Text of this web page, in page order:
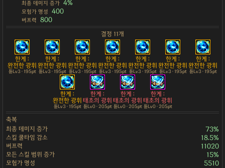
최종 데미지 증가 4%
모험가 명성 400
버프력 800
결정 11개
한계 :
완전한 광휘
튠Lv3 · 195pt
한계 :
완전한 광휘
튠Lv3 · 195pt
한계 :
완전한 광휘
튠Lv3 · 195pt
한계 :
완전한 광휘
튠Lv3 · 195pt
한계 :
완전한 광휘
튠Lv3 · 195pt
한계 :
완전한 광휘
튠Lv3 · 195pt
한계 :
완전한 광휘
튠Lv3 · 195pt
한계 :
완전한 광휘
튠Lv3 · 195pt
한계 :
태초의 광휘
튠Lv0 · 205pt
한계 :
태초의 광휘
튠Lv0 · 205pt
한계 :
태초의 광휘
튠Lv0 · 205pt
축복
최종 데미지 증가
73%
스킬 쿨타임 감소 18.5%
버프력 11020
모든 스킬 범위 증가 15%
모험가 명성 5510